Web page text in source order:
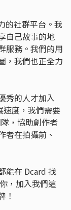
的社群平台。我
自己故事的地
服務。我們的用
，我們也正全力
秀的人才加入
速度，我們需要
，協助創作者
者在拍攝前、
能在 Dcard 找
，加入我們這
！